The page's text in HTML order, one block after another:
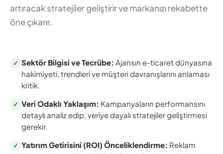
artıracak stratejiler geliştirir ve markanızı rekabette
öne çıkarır.
✓ Sektör Bilgisi ve Tecrübe: Ajansın e-ticaret dünyasına
hakimiyeti, trendleri ve müşteri davranışlarını anlaması
kritik.
✓ Veri Odaklı Yaklaşım: Kampanyaların performansını
detaylı analiz edip, veriye dayalı stratejiler geliştirmesi
gerekir.
✓ Yatırım Getirisini (ROI) Önceliklendirme: Reklam